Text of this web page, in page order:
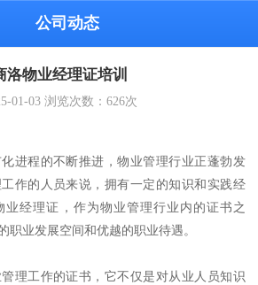
公司动态
洛物业经理证培训
01-03浏览次数： 626次
进程的不断推进，物业管理行业正蓬勃发
作的人员来说，拥有一定的知识和实践经
业经理证，作为物业管理行业内的证书之
职业发展空间和优越的职业待遇。
理工作的证书，它不仅是对从业人员知识